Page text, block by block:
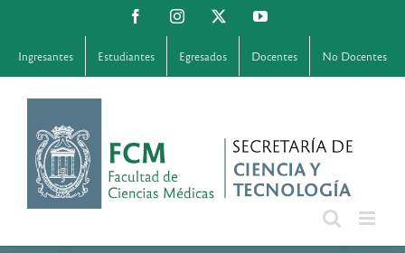
contenido
FacebookInstagram YouTube
Ingresantes Estudiantes Egresados Docentes No Docentes